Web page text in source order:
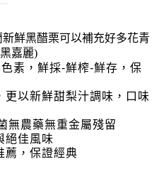
鮮黑醋栗可以補充好多花青
嘉麗)
素，鮮採-鮮榨-鮮存，保
以新鮮甜梨汁調味， 口味
無農藥無重金屬殘留
絕佳風味
薦，保證經典